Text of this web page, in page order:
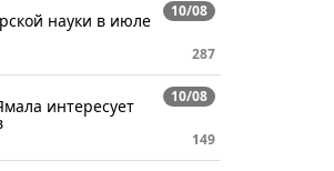
10/08
науки в июле
287
10/08
интересует
149